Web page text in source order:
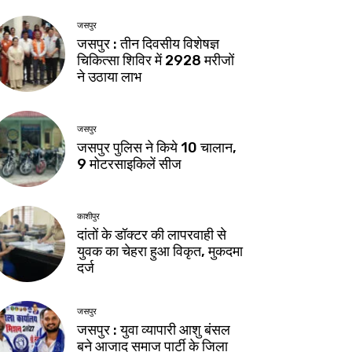
जसपुर
जसपुर : तीन दिवसीय विशेषज्ञ
चिकित्सा शिविर में 2928 मरीजों
ने उठाया लाभ
जसपुर
जसपुर पुलिस ने किये 10 चालान,
9 मोटरसाइकिलें सीज
काशीपुर
दांतों के डॉक्टर की लापरवाही से
युवक का चेहरा हुआ विकृत, मुकदमा
दर्ज
जसपुर
जसपुर : युवा व्यापारी आशु बंसल
बने आजाद समाज पार्टी के जिला